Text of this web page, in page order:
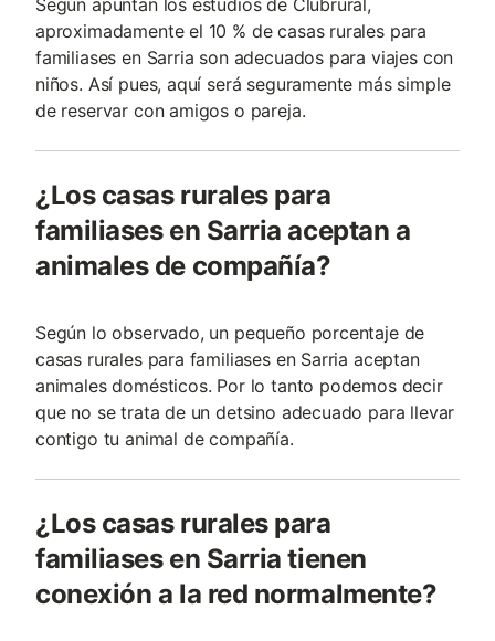
Según apuntan los estudios de Clubrural,
aproximadamente el 10 % de casas rurales para
familiases en Sarria son adecuados para viajes con
niños. Así pues, aquí será seguramente más simple
de reservar con amigos o pareja.
¿Los casas rurales para
familiases en Sarria aceptan a
animales de compañía?
Según lo observado, un pequeño porcentaje de
casas rurales para familiases en Sarria aceptan
animales domésticos. Por lo tanto podemos decir
que no se trata de un detsino adecuado para llevar
contigo tu animal de compañía.
¿Los casas rurales para
familiases en Sarria tienen
conexión a la red normalmente?